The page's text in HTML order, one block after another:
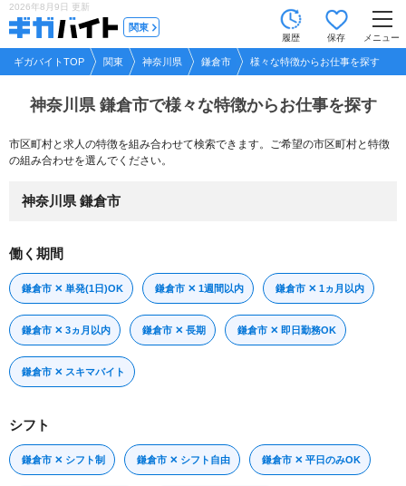
2026年8月9日 更新
関東
履歴 保存 メニュー
ギガバイトTOP 関東 神奈川県 鎌倉市 様々な特徴からお仕事を探す
神奈川県 鎌倉市で様々な特徴からお仕事を探す
市区町村と求人の特徴を組み合わせて検索できます。ご希望の市区町村と特徴
の組み合わせを選んでください。
神奈川県 鎌倉市
働く期間
鎌倉市 ✕ 単発(1日)OK 鎌倉市 ✕ 1週間以内 鎌倉市 ✕ 1ヵ月以内
鎌倉市 ✕ 3ヵ月以内 鎌倉市 ✕ 長期 鎌倉市 ✕ 即日勤務OK
鎌倉市 ✕ スキマバイト
シフト
鎌倉市 ✕ シフト制 鎌倉市 ✕ シフト自由 鎌倉市 ✕ 平日のみOK